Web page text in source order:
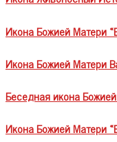
Икона Божией Матери
Икона Божией Матери
Беседная икона
Икона Божией Матери